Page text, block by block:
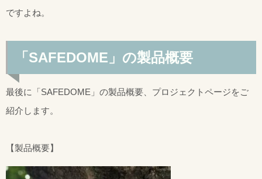
ですよね。
「SAFEDOME」の製品概要
最後に「SAFEDOME」の製品概要、プロジェクトページをご
紹介します。
【製品概要】